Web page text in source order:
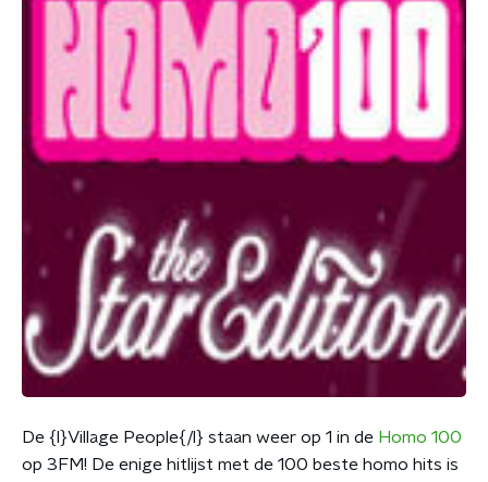
De {l}Village People{/l} staan weer op 1 in de Homo 100
op 3FM! De enige hitlijst met de 100 beste homo hits is